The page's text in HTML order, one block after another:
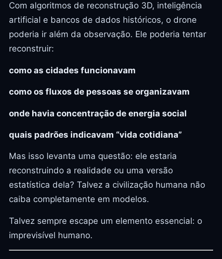
Com algoritmos de reconstrução 3D, inteligência
artificial e bancos de dados históricos, o drone
poderia ir além da observação. Ele poderia tentar
reconstruir:
como as cidades funcionavam
como os fluxos de pessoas se organizavam
onde havia concentração de energia social
quais padrões indicavam “vida cotidiana”
Mas isso levanta uma questão: ele estaria
reconstruindo a realidade ou uma versão
estatística dela? Talvez a civilização humana não
caiba completamente em modelos.
Talvez sempre escape um elemento essencial: o
imprevisível humano.